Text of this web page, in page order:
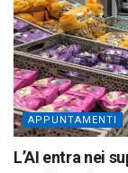
APPUNTAMENTI
L’AI entra nei